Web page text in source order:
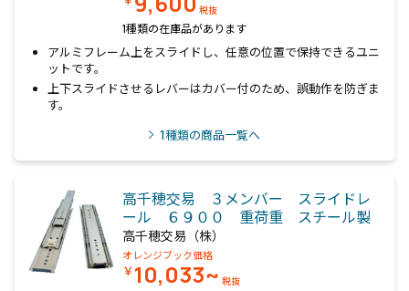
税抜
1種類の在庫品があります
アルミフレーム上をスライドし、任意の位置で保持できるユニ
ットです。
上下スライドさせるレバーはカバー付のため、誤動作を防ぎま
す。
1種類の商品一覧へ
高千穂交易 ３メンバー スライドレ
ール ６９００ 重荷重 スチール製
高千穂交易（株）
オレンジブック価格
￥10,033~ 税抜